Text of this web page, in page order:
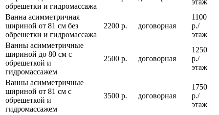
обрешетки и гидромассажа
этаж
Ванна асимметричная
шириной от 81 см без
обрешетки и гидромассажа
2200 р. договорная
1100
р./
этаж
Ванны асимметричные
шириной до 80 см с
обрешеткой и
гидромассажем
2500 р. договорная
1250
р./
этаж
Ванны асимметричные
шириной от 81 см с
обрешеткой и
гидромассажем
3500 р. договорная
1750
р./
этаж